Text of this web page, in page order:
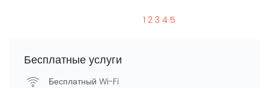
1 2 3 4 5
Бесплатные услуги
Бесплатный Wi-Fi